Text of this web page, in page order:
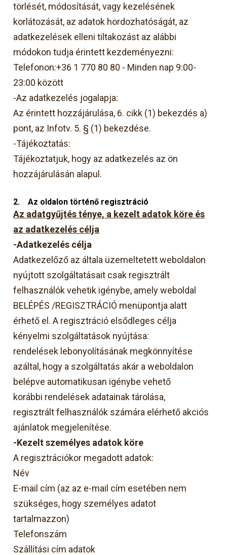
törlését, módosítását, vagy kezelésének
korlátozását, az adatok hordozhatóságát, az
adatkezelések elleni tiltakozást az alábbi
módokon tudja érintett kezdeményezni:
Telefonon:+36 1 770 80 80 - Minden nap 9:00-
23:00 között
-Az adatkezelés jogalapja:
Az érintett hozzájárulása, 6. cikk (1) bekezdés a)
pont, az Infotv. 5. § (1) bekezdése.
-Tájékoztatás:
Tájékoztatjuk, hogy az adatkezelés az ön
hozzájárulásán alapul.
2.Az oldalon történő regisztráció
Az adatgyűjtés ténye, a kezelt adatok köre és
az adatkezelés célja
-Adatkezelés célja
Adatkezelőző az általa üzemeltetett weboldalon
nyújtott szolgáltatásait csak regisztrált
felhasználók vehetik igénybe, amely weboldal
BELÉPÉS /REGISZTRÁCIÓ menüpontja alatt
érhető el. A regisztráció elsődleges célja
kényelmi szolgáltatások nyújtása:
rendelések lebonyolításának megkönnyítése
azáltal, hogy a szolgáltatás akár a weboldalon
belépve automatikusan igénybe vehető
korábbi rendelések adatainak tárolása,
regisztrált felhasználók számára elérhető akciós
ajánlatok megjelenítése.
-Kezelt személyes adatok köre
A regisztrációkor megadott adatok:
Név
E-mail cím (az az e-mail cím esetében nem
szükséges, hogy személyes adatot
tartalmazzon)
Telefonszám
Szállítási cím adatok